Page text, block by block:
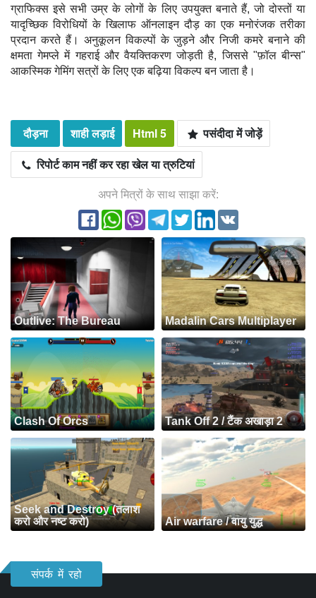
ग्राफिक्स इसे सभी उम्र के लोगों के लिए उपयुक्त बनाते हैं, जो दोस्तों या
यादृच्छिक विरोधियों के खिलाफ ऑनलाइन दौड़ का एक मनोरंजक तरीका
प्रदान करते हैं। अनुकूलन विकल्पों के जुड़ने और निजी कमरे बनाने की
क्षमता गेमप्ले में गहराई और वैयक्तिकरण जोड़ती है, जिससे "फ़ॉल बीन्स"
आकस्मिक गेमिंग सत्रों के लिए एक बढ़िया विकल्प बन जाता है।
दौड़ना शाही लड़ाई Html 5
पसंदीदा में जोड़ें
रिपोर्ट काम नहीं कर रहा खेल या त्रुटियां
अपने मित्रों के साथ साझा करें:
Outlive: The Bureau Madalin Cars Multiplayer
Clash Of Orcs Tank Off 2 / टैंक अखाड़ा 2
Seek and Destroy (तलाश
करो और नष्ट करो)
Air warfare / वायु युद्ध
संपर्क में रहो